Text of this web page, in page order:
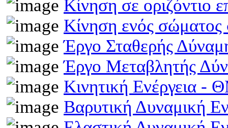
Κίνηση σε οριζόντιο
Κίνηση ενός
Έργο Σταθερής
Έργο Μεταβλητής
Κινητική Ενέργεια
Βαρυτική Δυναμική